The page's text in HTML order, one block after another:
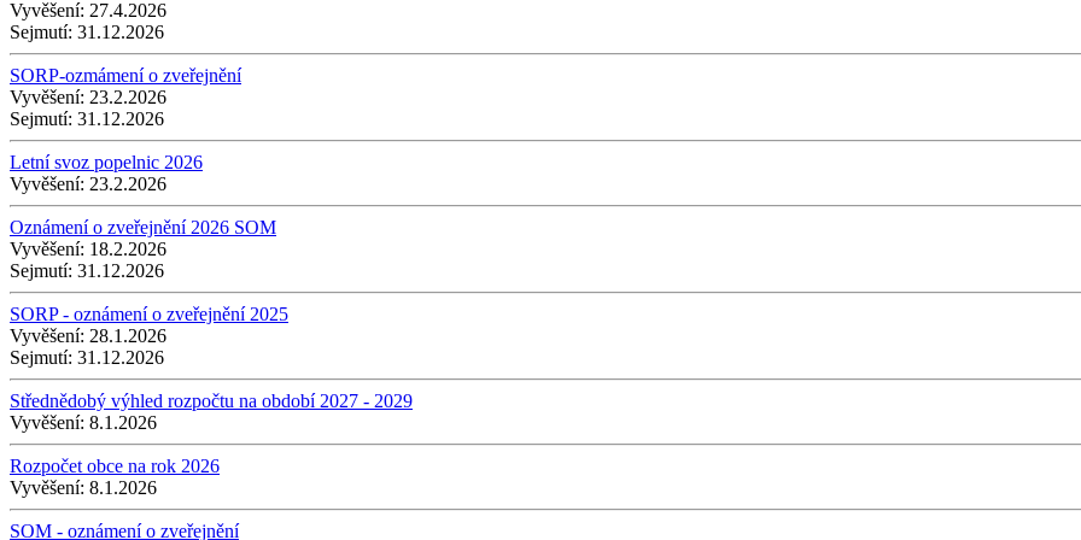
Vyvěšení: 27.4.2026
Sejmutí: 31.12.2026
SORP-ozmámení o zveřejnění
Vyvěšení: 23.2.2026
Sejmutí: 31.12.2026
Letní svoz popelnic 2026
Vyvěšení: 23.2.2026
Oznámení o zveřejnění 2026 SOM
Vyvěšení: 18.2.2026
Sejmutí: 31.12.2026
SORP - oznámení o zveřejnění 2025
Vyvěšení: 28.1.2026
Sejmutí: 31.12.2026
Střednědobý výhled rozpočtu na období 2027 - 2029
Vyvěšení: 8.1.2026
Rozpočet obce na rok 2026
Vyvěšení: 8.1.2026
SOM - oznámení o zveřejnění